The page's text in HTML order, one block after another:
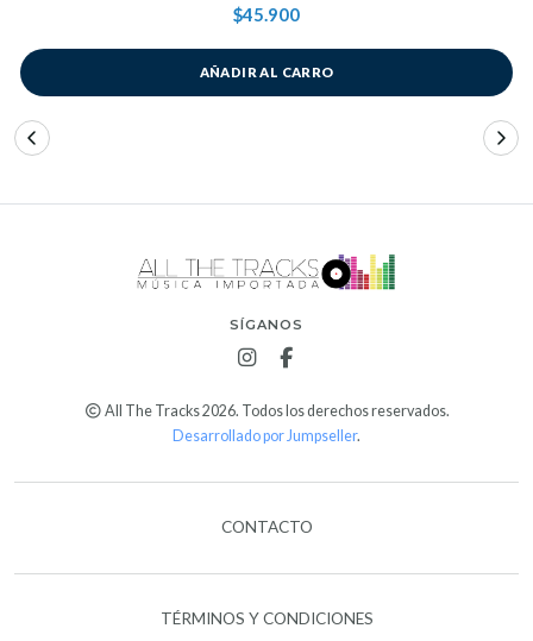
$45.900
AÑADIR AL CARRO
SÍGANOS
All The Tracks 2026. Todos los derechos reservados.
Desarrollado por Jumpseller.
CONTACTO
TÉRMINOS Y CONDICIONES